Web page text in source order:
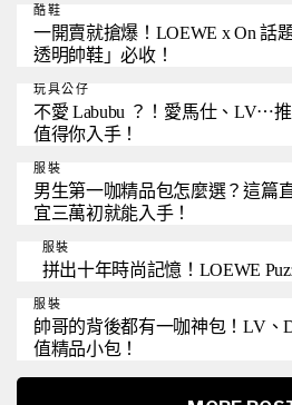
酷鞋
一開賣就搶爆！LOEWE x On 話
透明帥鞋」必收！
玩具公仔
不愛 Labubu ？！愛馬仕、LV⋯
值得你入手！
服裝
男生第一咖精品包怎麼選？這篇
宜三萬初就能入手！
服裝
拼出十年時尚記憶！LOEWE
服裝
帥哥的背後都有一咖神包！LV
值精品小包！